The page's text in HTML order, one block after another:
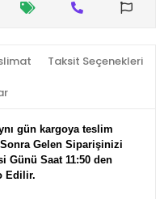
Taksit Seçenekleri
gün kargoya teslim
Gelen Siparişinizi
Günü Saat 11:50 den
Edilir.